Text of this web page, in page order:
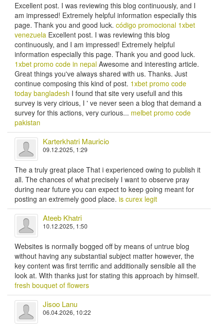
Excellent post. I was reviewing this blog continuously, and I
am impressed! Extremely helpful information especially this
page. Thank you and good luck. código promocional 1xbet
venezuela Excellent post. I was reviewing this blog
continuously, and I am impressed! Extremely helpful
information especially this page. Thank you and good luck.
1xbet promo code in nepal Awesome and interesting article.
Great things you've always shared with us. Thanks. Just
continue composing this kind of post. 1xbet promo code
today bangladesh I found that site very usefull and this
survey is very cirious, I ' ve never seen a blog that demand a
survey for this actions, very curious... melbet promo code
pakistan
Karterkhatri Mauricio
09.12.2025, 1:29
The a truly great place That i experienced owing to publish it
all. The chances of what precisely I want to observe pray
during near future you can expect to keep going meant for
posting an extremely good place. is curex legit
Ateeb Khatri
10.12.2025, 1:50
Websites is normally bogged off by means of untrue blog
without having any substantial subject matter however, the
key content was first terrific and additionally sensible all the
look at. With thanks just for stating this approach by himself.
fresh bouquet of flowers
Jisoo Lanu
06.04.2026, 10:22